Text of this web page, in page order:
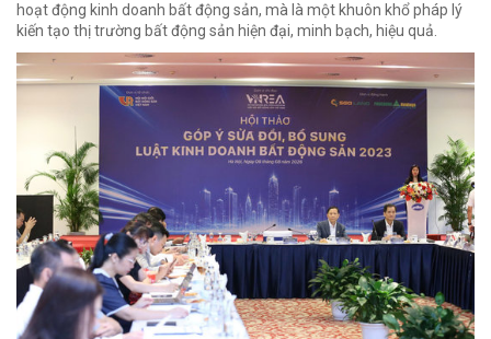
hoạt động kinh doanh bất động sản, mà là một khuôn khổ pháp lý
kiến tạo thị trường bất động sản hiện đại, minh bạch, hiệu quả.